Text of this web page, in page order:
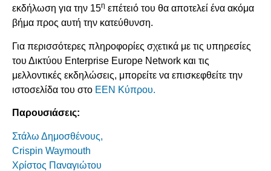
εκδήλωση για την 15η επέτειό του θα αποτελεί ένα ακόμα
βήμα προς αυτή την κατεύθυνση.
Για περισσότερες πληροφορίες σχετικά με τις υπηρεσίες
του Δικτύου Enterprise Europe Network και τις
μελλοντικές εκδηλώσεις, μπορείτε να επισκεφθείτε την
ιστοσελίδα του στο EEN Κύπρου.
Παρουσιάσεις:
Στάλω Δημοσθένους,
Crispin Waymouth
Χρίστος Παναγιώτου